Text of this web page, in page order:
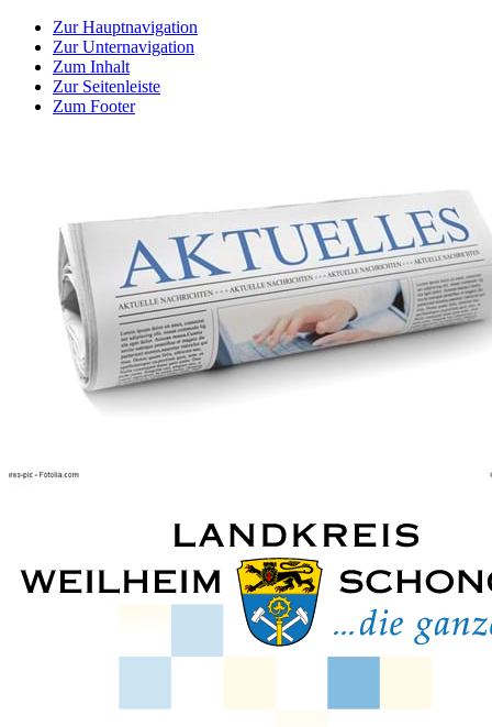
Zur Hauptnavigation
Zur Unternavigation
Zum Inhalt
Zur Seitenleiste
Zum Footer